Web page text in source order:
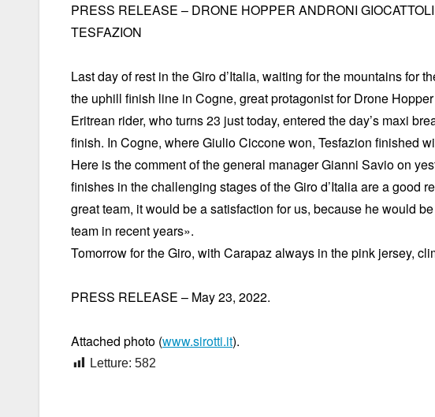
PRESS RELEASE – DRONE HOPPER ANDRONI
TESFAZION
Last day of rest in the Giro d’Italia, waiting for the mountains for
the uphill finish line in Cogne, great protagonist for Drone
Eritrean rider, who turns 23 just today, entered the day’s maxi
finish. In Cogne, where Giulio Ciccone won, Tesfazion finished
Here is the comment of the general manager Gianni Savio on
finishes in the challenging stages of the Giro d’Italia are a good
great team, it would be a satisfaction for us, because he would
team in recent years».
Tomorrow for the Giro, with Carapaz always in the pink jersey,
PRESS RELEASE – May 23, 2022.
Attached photo (www.sirotti.it).
Letture: 582